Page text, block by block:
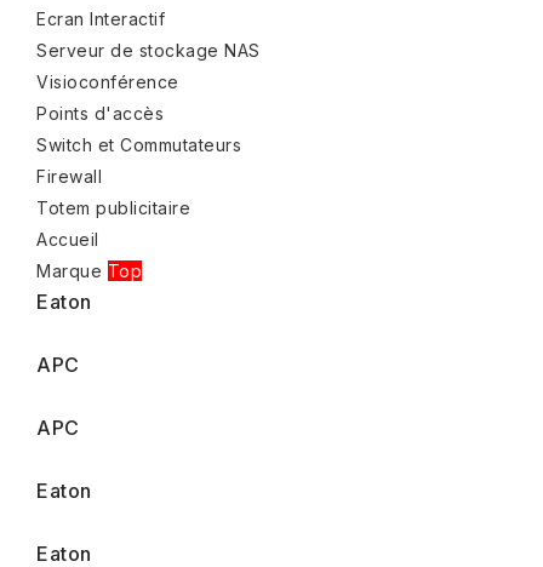
Ecran Interactif
Serveur de stockage NAS
Visioconférence
Points d'accès
Switch et Commutateurs
Firewall
Totem publicitaire
Accueil
Marque Top
Eaton
APC
APC
Eaton
Eaton